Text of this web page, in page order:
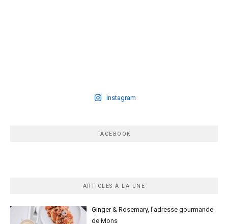
Instagram
FACEBOOK
ARTICLES À LA UNE
Ginger & Rosemary, l’adresse gourmande
de Mons